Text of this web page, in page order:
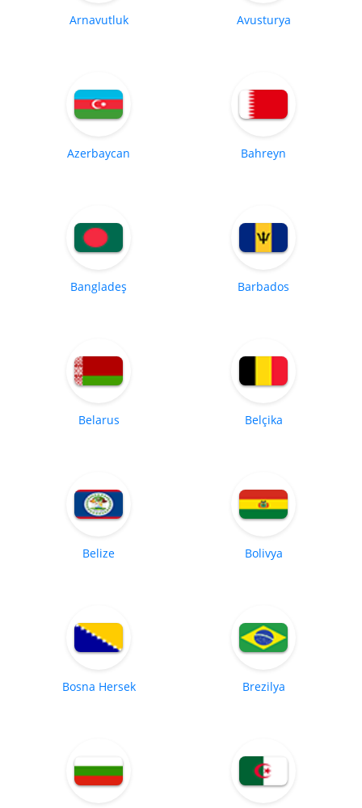
Arnavutluk Avusturya
Azerbaycan Bahreyn
Bangladeş Barbados
Belarus Belçika
Belize Bolivya
Bosna Hersek Brezilya